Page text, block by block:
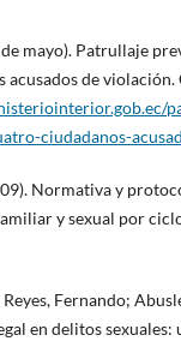
mayo). Patrullaje
de violación.
ciudadanos-
Normativa y
y sexual por
Fernando;
en delitos